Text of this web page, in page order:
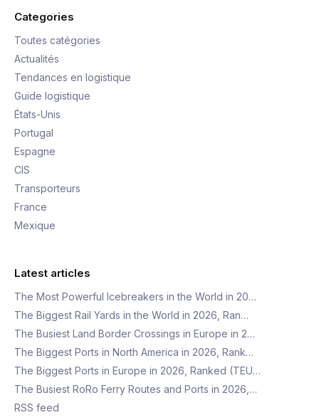
Categories
Toutes catégories
Actualités
Tendances en logistique
Guide logistique
États-Unis
Portugal
Espagne
CIS
Transporteurs
France
Mexique
Latest articles
The Most Powerful Icebreakers in the World in 20…
The Biggest Rail Yards in the World in 2026, Ran…
The Busiest Land Border Crossings in Europe in 2…
The Biggest Ports in North America in 2026, Rank…
The Biggest Ports in Europe in 2026, Ranked (TEU…
The Busiest RoRo Ferry Routes and Ports in 2026,…
RSS feed